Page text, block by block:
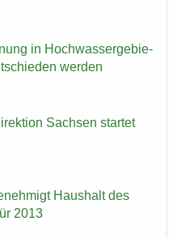
in Hoch­was­ser­ge­bie­
wer­den
Sach­sen star­tet
Haus­halt des
2013